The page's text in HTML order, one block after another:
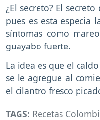
¿El secreto? El
pues es esta especia
síntomas como
guayabo fuerte.
La idea es que el
se le agregue al
el cilantro fresco
TAGS: Recetas